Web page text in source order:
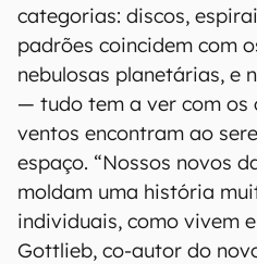
categorias: discos,
padrões coincidem com
nebulosas planetárias, e
— tudo tem a ver com os
ventos encontram ao
espaço. “Nossos novos
moldam uma história
individuais, como vivem
Gottlieb, co-autor do